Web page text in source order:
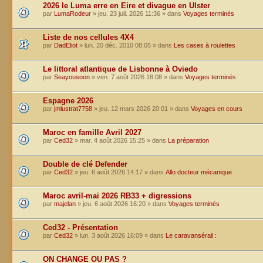
2026 le Luma erre en Eire et divague en Ulster
par LumaRodeur » jeu. 23 juil. 2026 11:36 » dans Voyages terminés
Liste de nos cellules 4X4
par DadEliot » lun. 20 déc. 2010 08:05 » dans Les cases à roulettes
Le littoral atlantique de Lisbonne à Oviedo
par Seayousoon » ven. 7 août 2026 18:08 » dans Voyages terminés
Espagne 2026
par jmlustrat7758 » jeu. 12 mars 2026 20:01 » dans Voyages en cours
Maroc en famille Avril 2027
par Ced32 » mar. 4 août 2026 15:25 » dans La préparation
Double de clé Defender
par Ced32 » jeu. 6 août 2026 14:17 » dans Allo docteur mécanique
Maroc avril-mai 2026 RB33 + digressions
par majelan » jeu. 6 août 2026 16:20 » dans Voyages terminés
Ced32 - Présentation
par Ced32 » lun. 3 août 2026 16:09 » dans Le caravansérail :
ON CHANGE OU PAS ?